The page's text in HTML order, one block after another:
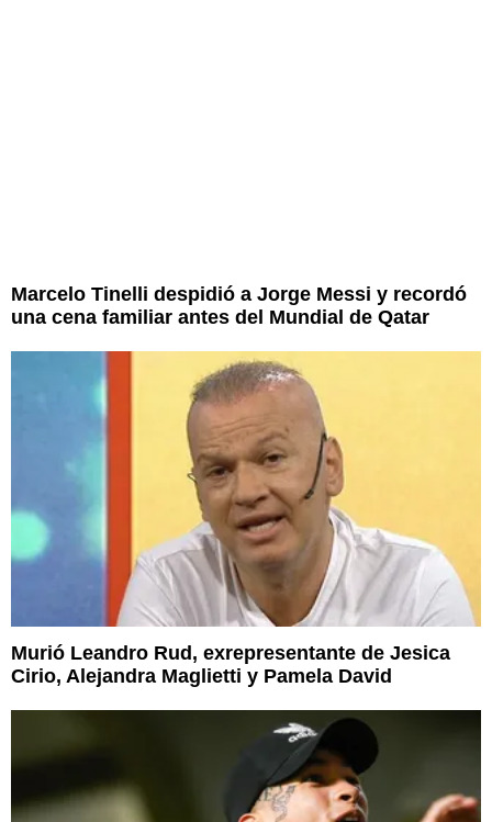
Marcelo Tinelli despidió a Jorge Messi y recordó
una cena familiar antes del Mundial de Qatar
Murió Leandro Rud, exrepresentante de Jesica
Cirio, Alejandra Maglietti y Pamela David